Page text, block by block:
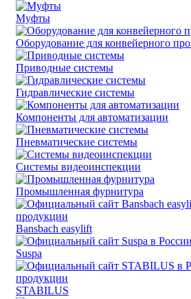
Муфты
Оборудование для конвейерного
Приводные системы
Гидравлические системы
Компоненты для автоматизации
Пневматические системы
Системы видеоинспекции
Промышленная фурнитура
Bansbach easylift
Suspa
STABILUS